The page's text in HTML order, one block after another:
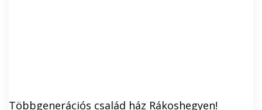
Többgenerációs család ház Rákoshegyen!